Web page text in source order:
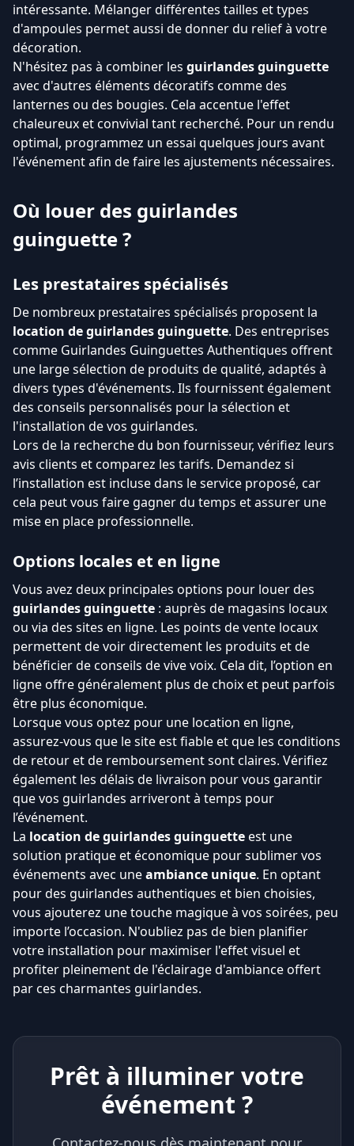
intéressante. Mélanger différentes tailles et types
d'ampoules permet aussi de donner du relief à votre
décoration.
N'hésitez pas à combiner les guirlandes guinguette
avec d'autres éléments décoratifs comme des
lanternes ou des bougies. Cela accentue l'effet
chaleureux et convivial tant recherché. Pour un rendu
optimal, programmez un essai quelques jours avant
l'événement afin de faire les ajustements nécessaires.
Où louer des guirlandes
guinguette ?
Les prestataires spécialisés
De nombreux prestataires spécialisés proposent la
location de guirlandes guinguette. Des entreprises
comme Guirlandes Guinguettes Authentiques offrent
une large sélection de produits de qualité, adaptés à
divers types d'événements. Ils fournissent également
des conseils personnalisés pour la sélection et
l'installation de vos guirlandes.
Lors de la recherche du bon fournisseur, vérifiez leurs
avis clients et comparez les tarifs. Demandez si
l’installation est incluse dans le service proposé, car
cela peut vous faire gagner du temps et assurer une
mise en place professionnelle.
Options locales et en ligne
Vous avez deux principales options pour louer des
guirlandes guinguette : auprès de magasins locaux
ou via des sites en ligne. Les points de vente locaux
permettent de voir directement les produits et de
bénéficier de conseils de vive voix. Cela dit, l’option en
ligne offre généralement plus de choix et peut parfois
être plus économique.
Lorsque vous optez pour une location en ligne,
assurez-vous que le site est fiable et que les conditions
de retour et de remboursement sont claires. Vérifiez
également les délais de livraison pour vous garantir
que vos guirlandes arriveront à temps pour
l’événement.
La location de guirlandes guinguetteest une
solution pratique et économique pour sublimer vos
événements avec uneambiance unique. En optant
pour des guirlandes authentiques et bien choisies,
vous ajouterez une touche magique à vos soirées, peu
importe l’occasion. N'oubliez pas de bien planifier
votre installation pour maximiser l'effet visuel et
profiter pleinement de l'éclairage d'ambiance offert
par ces charmantes guirlandes.
Prêt à illuminer votre
événement ?